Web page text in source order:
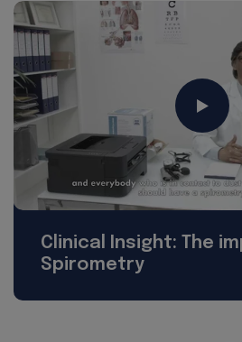
Clinical Insight: The
Spirometry